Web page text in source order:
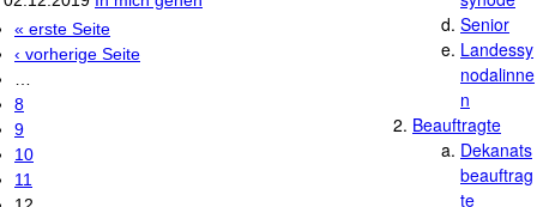
Seiten
« erste Seite
‹ vorherige Seite
8
9
10
11
Senior
Landessy
nodalinne
n
Beauftragte
Dekanats
beauftrag
te